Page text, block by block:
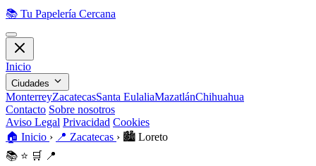
📚 Tu Papelería Cercana
Inicio
Ciudades
MonterreyZacatecasSanta EulaliaMazatlánChihuahua
Contacto Sobre nosotros
Aviso Legal Privacidad Cookies
🏠 Inicio › 📍 Zacatecas › 🏙️ Loreto
📚 ⭐ 🛒 📍